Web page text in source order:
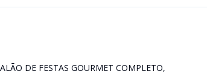
DE FESTAS GOURMET COMPLETO,